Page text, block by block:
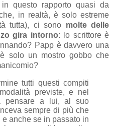
questo rapporto quasi da
in realtà, è solo estreme
tutta), ci sono molte delle
gira intorno: lo scrittore è
Papp è davvero una
solo un mostro gobbo che
tutti questi compiti
previste, e nel
pensare a lui, al suo
sempre di più che
anche se in passato in